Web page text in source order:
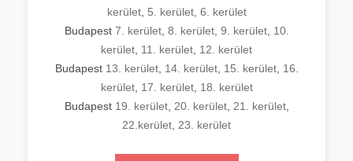
kerület, 5. kerület, 6. kerület
Budapest 7. kerület, 8. kerület, 9. kerület, 10.
kerület 11. kerület 12. kerület
Budapest 13. kerület, 14. kerület, 15. kerület, 16.
kerület, 17. kerület, 18. kerület
Budapest 19. kerület, 20. kerület, 21. kerület,
22.kerület 23. kerület